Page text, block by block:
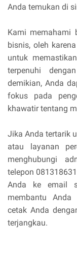
Anda temukan di
Kami memahami
bisnis, oleh
untuk
terpenuhi
demikian, Anda
fokus pada
khawatir tentang
Jika Anda tertarik
atau layanan
menghubungi
telepon
Anda ke email
membantu Anda
cetak Anda
terjangkau.